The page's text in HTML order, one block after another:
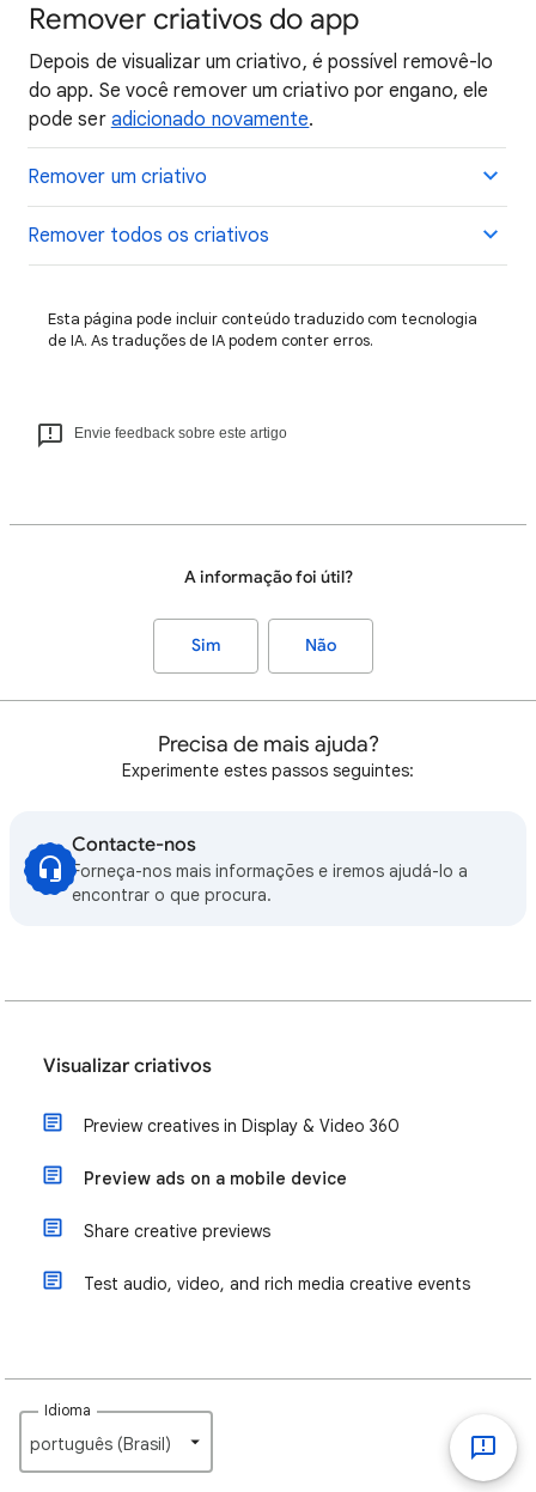
Remover criativos do app
Depois de visualizar um criativo, é possível removê-lo
do app. Se você remover um criativo por engano, ele
pode ser adicionado novamente.
Remover um criativo
Remover todos os criativos
Esta página pode incluir conteúdo traduzido com tecnologia
de IA. As traduções de IA podem conter erros.
Envie feedback sobre este artigo
A informação foi útil?
Sim Não
Precisa de mais ajuda?
Experimente estes passos seguintes:
Contacte-nos
Forneça-nos mais informações e iremos ajudá-lo a
encontrar o que procura.
Visualizar criativos
Preview creatives in Display & Video 360
Preview ads on a mobile device
Share creative previews
Test audio, video, and rich media creative events
Idioma
português (Brasil)‎